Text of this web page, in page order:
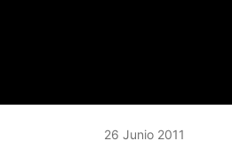
26 Junio 2011